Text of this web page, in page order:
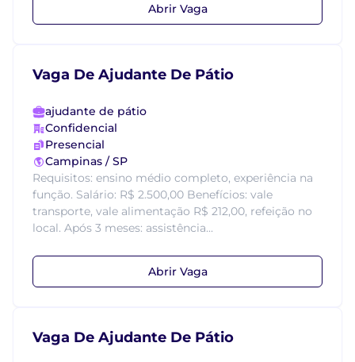
Abrir Vaga
Vaga De Ajudante De Pátio
ajudante de pátio
Confidencial
Presencial
Campinas / SP
Requisitos: ensino médio completo, experiência na
função. Salário: R$ 2.500,00 Benefícios: vale
transporte, vale alimentação R$ 212,00, refeição no
local. Após 3 meses: assistência...
Abrir Vaga
Vaga De Ajudante De Pátio